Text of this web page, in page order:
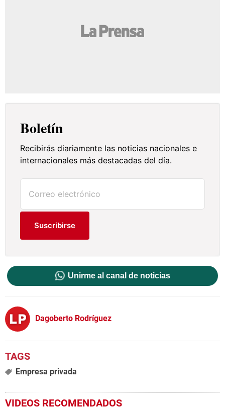
Boletín
Recibirás diariamente las noticias nacionales e
internacionales más destacadas del día.
Suscribirse
Unirme al canal de noticias
Dagoberto Rodríguez
Empresa privada
VIDEOS RECOMENDADOS